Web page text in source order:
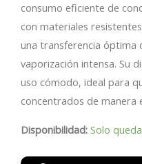
consumo eficiente de
con materiales
una transferencia óptima
vaporización intensa. Su
uso cómodo, ideal para
concentrados de manera
Disponibilidad: Solo